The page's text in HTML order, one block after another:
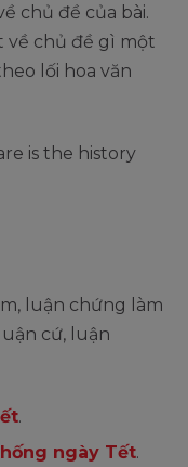
chủ đề của bài.
về chủ đề gì một
lối hoa văn
is the history
luận chứng làm
cứ, luận
.
ngày Tết.